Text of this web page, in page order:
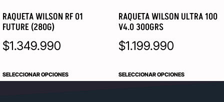
RAQUETA WILSON RF 01
FUTURE (280G)
$1.349.990
SELECCIONAR OPCIONES
RAQUETA WILSON ULTRA 100
V4.0 300GRS
$1.199.990
SELECCIONAR OPCIONES